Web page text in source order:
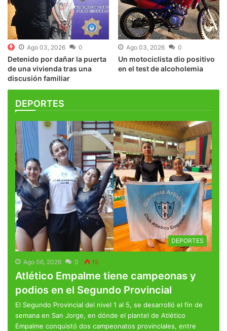
Ago 03, 2026 0
Detenido por dañar la puerta
de una vivienda tras una
discusión familiar
Ago 03, 2026 0
Un motociclista dio positivo
en el test de alcoholemia
DEPORTES
DEPORTES
Ago 06, 2026 0 15
Atlético Empalme tiene campeonas y
podios en el Segundo Provincial
El Segundo Provincial del nivel 1 al 5, se desarrolló el fin de
semana en San Jorge, en dónde el plantel de Atlético
Empalme conquistó dos campeonatos provinciales, entre